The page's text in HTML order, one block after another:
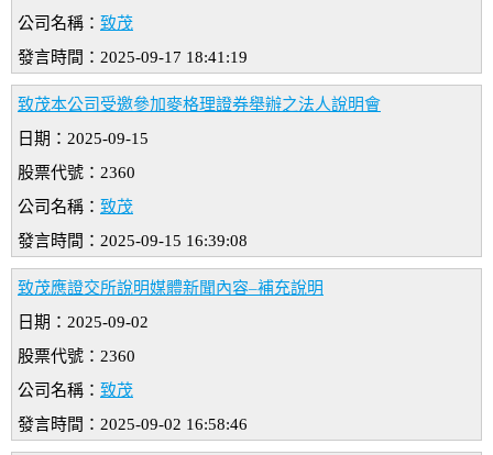
公司名稱： 致茂
發言時間：2025-09-17 18:41:19
致茂本公司受邀參加麥格理證券舉辦之法人說明會
日期：2025-09-15
股票代號：2360
公司名稱： 致茂
發言時間：2025-09-15 16:39:08
致茂應證交所說明媒體新聞內容–補充說明
日期：2025-09-02
股票代號：2360
公司名稱： 致茂
發言時間：2025-09-02 16:58:46